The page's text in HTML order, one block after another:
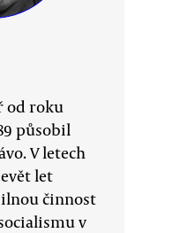
od roku
působil
V letech
let
činnost
v